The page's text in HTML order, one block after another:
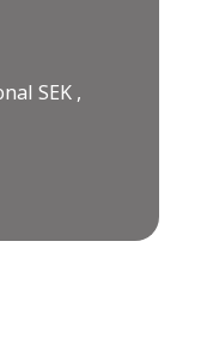
SEK ,